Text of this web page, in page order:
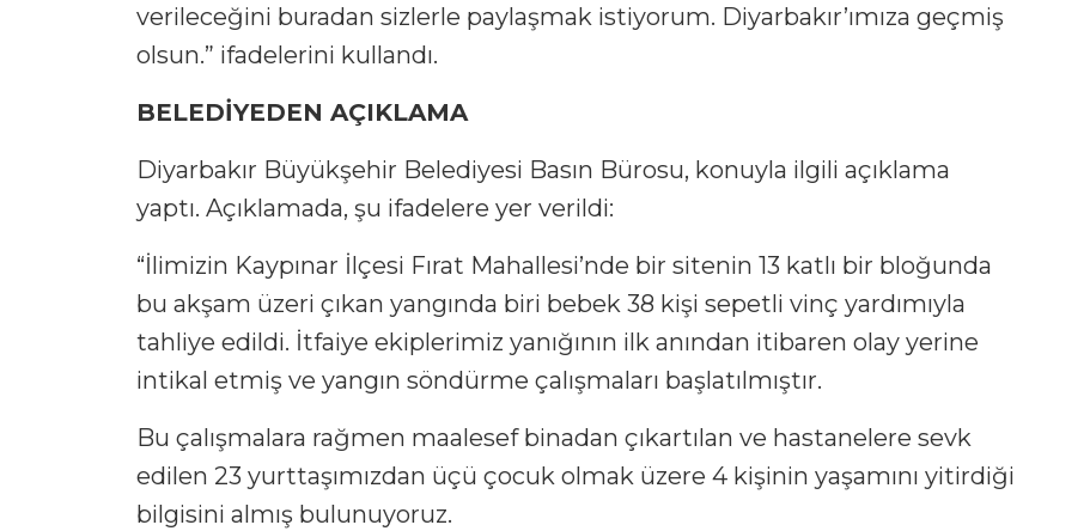
verileceğini buradan sizlerle paylaşmak istiyorum. Diyarbakır’ımıza geçmiş
olsun.” ifadelerini kullandı.
BELEDİYEDEN AÇIKLAMA
Diyarbakır Büyükşehir Belediyesi Basın Bürosu, konuyla ilgili açıklama
yaptı. Açıklamada, şu ifadelere yer verildi:
“İlimizin Kaypınar İlçesi Fırat Mahallesi’nde bir sitenin 13 katlı bir bloğunda
bu akşam üzeri çıkan yangında biri bebek 38 kişi sepetli vinç yardımıyla
tahliye edildi. İtfaiye ekiplerimiz yanığının ilk anından itibaren olay yerine
intikal etmiş ve yangın söndürme çalışmaları başlatılmıştır.
Bu çalışmalara rağmen maalesef binadan çıkartılan ve hastanelere sevk
edilen 23 yurttaşımızdan üçü çocuk olmak üzere 4 kişinin yaşamını yitirdiği
bilgisini almış bulunuyoruz.